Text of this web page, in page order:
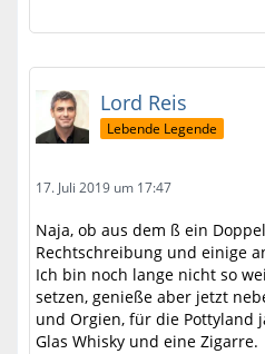
Lord Reis
Lebende Legende
17. Juli 2019 um 17:47
Naja, ob aus dem ß ein
Rechtschreibung und einige
Ich bin noch lange nicht so
setzen, genieße aber jetzt
und Orgien, für die Pottyland
Glas Whisky und eine Zigarre.